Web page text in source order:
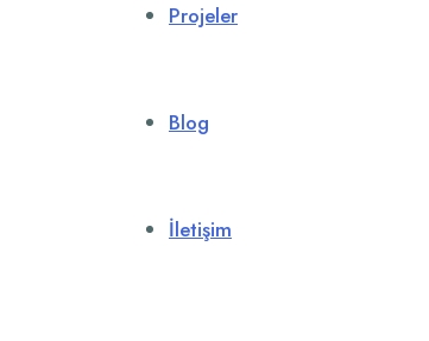
Projeler
Blog
İletişim